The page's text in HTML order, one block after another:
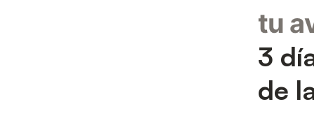
tu
3
de